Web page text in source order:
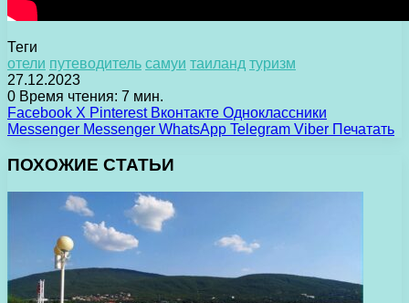
Теги
отели путеводитель самуи таиланд туризм
27.12.2023
0 Время чтения: 7 мин.
Facebook X Pinterest Вконтакте Одноклассники
Messenger Messenger WhatsApp Telegram Viber Печатать
ПОХОЖИЕ СТАТЬИ